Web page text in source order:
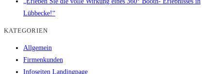
Lübbecke!“
KATEGORIEN
Allgemein
Firmenkunden
Infoseiten Landingpage